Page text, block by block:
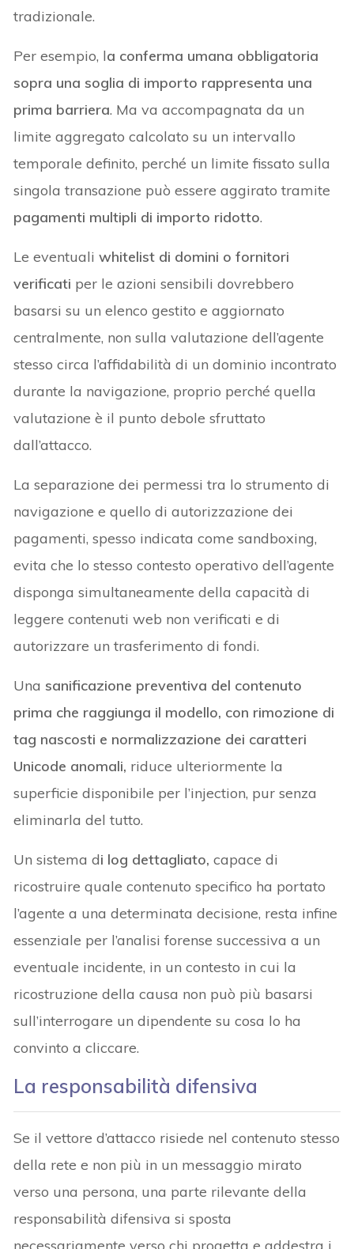
tradizionale.
Per esempio, la conferma umana obbligatoria
sopra una soglia di importo rappresenta una
prima barriera. Ma va accompagnata da un
limite aggregato calcolato su un intervallo
temporale definito, perché un limite fissato sulla
singola transazione può essere aggirato tramite
pagamenti multipli di importo ridotto.
Le eventualiwhitelist di domini o fornitori
verificati per le azioni sensibili dovrebbero
basarsi su un elenco gestito e aggiornato
centralmente, non sulla valutazione dell’agente
stesso circa l’affidabilità di un dominio incontrato
durante la navigazione, proprio perché quella
valutazione è il punto debole sfruttato
dall’attacco.
La separazione dei permessi tra lo strumento di
navigazione e quello di autorizzazione dei
pagamenti, spesso indicata come sandboxing,
evita che lo stesso contesto operativo dell’agente
disponga simultaneamente della capacità di
leggere contenuti web non verificati e di
autorizzare un trasferimento di fondi.
Una sanificazione preventiva del contenuto
prima che raggiunga il modello, con rimozione di
tag nascosti e normalizzazione dei caratteri
Unicode anomali, riduce ulteriormente la
superficie disponibile per l’injection, pur senza
eliminarla del tutto.
Un sistema di log dettagliato, capace di
ricostruire quale contenuto specifico ha portato
l’agente a una determinata decisione, resta infine
essenziale per l’analisi forense successiva a un
eventuale incidente, in un contesto in cui la
ricostruzione della causa non può più basarsi
sull’interrogare un dipendente su cosa lo ha
convinto a cliccare.
La responsabilità difensiva
Se il vettore d’attacco risiede nel contenuto stesso
della rete e non più in un messaggio mirato
verso una persona, una parte rilevante della
responsabilità difensiva si sposta